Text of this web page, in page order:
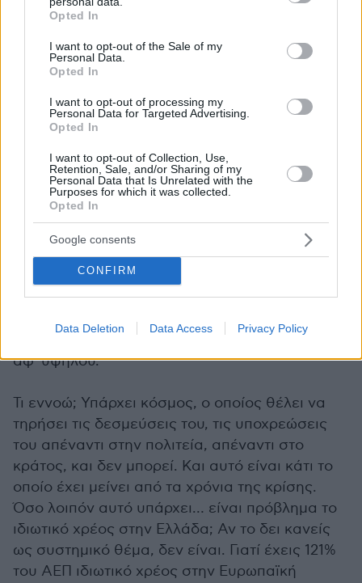
grant or deny consent to Google and its third-party tags to
use your data for below specified purposes in below Google
consent section.
Opted In
I want to opt-out of the Sale of my
Personal Data.
Opted In
I want to opt-out of processing my
Personal Data for Targeted Advertising.
Opted In
I want to opt-out of Collection, Use,
Retention, Sale, and/or Sharing of my
Personal Data that Is Unrelated with the
Purposes for which it was collected.
Opted In
Google consents
CONFIRM
Data Deletion Data Access Privacy Policy
ευρωπαϊκού τύπου μεταρρυθμίσεις για τις
οποίες συζητάμε στα Ευρωπαϊκά Συμβούλια.
Ένα κομμάτι έχει να κάνει με τις επενδύσεις
στην ενέργεια. Είναι απολύτως απαραίτητες για
προφανώς και κάθε εθνική οικονομία
συμπεριλαμβανομένης και της δικής μας.
Για το ιδιωτικό χρέος και το πολυνομοσχέδιο
που είναι σε διαβούλευση
Πάω ένα βήμα πίσω γιατί ακόμη το νομοσχέδιο
βρίσκεται στη διαβούλευση και θα
συζητήσουμε τις τελικές παραμέτρους όταν
αυτό κατατεθεί. Θέλω να σταθώ λίγο στο
ιδιωτικό χρέος γιατί για μένα είναι πολύ
σημαντικό. Δεν πιστεύω ότι η πολιτική ασκείται
αφ' υψηλού.
Τι εννοώ; Υπάρχει κόσμος, ο οποίος θέλει να
τηρήσει τις δεσμεύσεις του, τις υποχρεώσεις
του απέναντι στην πολιτεία, απέναντι στο
κράτος, και δεν μπορεί. Και αυτό είναι κάτι το
οποίο έχει μείνει από τα χρόνια της κρίσης.
Όσο λοιπόν αυτό υπάρχει… είναι πρόβλημα το
ιδιωτικό χρέος στην Ελλάδα; Αν το δει κανείς
ως συστημικό θέμα, δεν είναι. Γιατί έχεις 121%
του ΑΕΠ ιδιωτικό χρέος στην Ευρωπαϊκή